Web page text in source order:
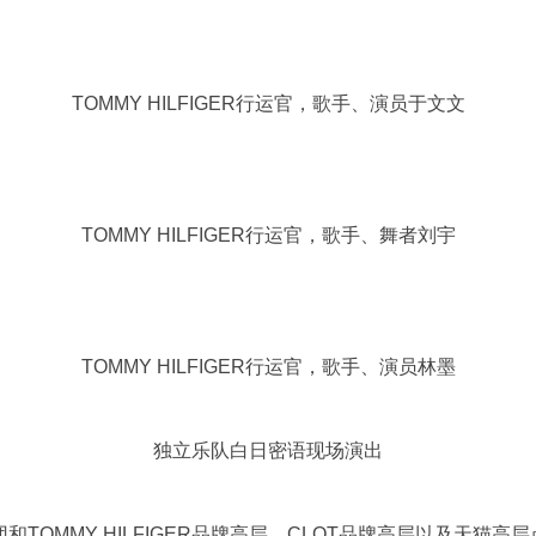
TOMMY HILFIGER行运官，歌手、演员于文文
TOMMY HILFIGER行运官，歌手、舞者刘宇
TOMMY HILFIGER行运官，歌手、演员林墨
独立乐队白日密语现场演出